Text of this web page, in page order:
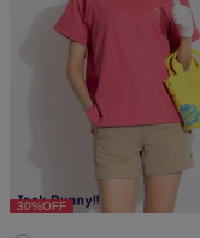
30%OFF
30%OFF